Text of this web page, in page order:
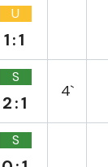
U
1:1
S
2:1
4`
S